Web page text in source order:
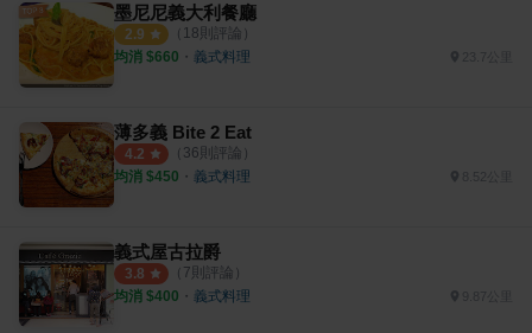
墨尼尼義大利餐廳
2.9 （ 18則評論）
均消 $660 ・ 義式料理 23.7公里
薄多義 Bite 2 Eat
4.2 （ 36則評論）
均消 $450 ・ 義式料理 8.52公里
義式屋古拉爵
3.8 （ 7則評論）
均消 $400 ・ 義式料理 9.87公里